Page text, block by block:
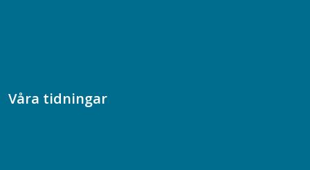
Våra tidningar